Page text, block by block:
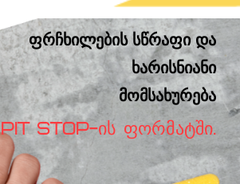
ფრჩხილების სწრაფი და
ხარისნიანი
მომსახურება
PIT STOP-ᲘᲡ ᲤᲝᲠᲛᲐᲢᲨᲘ.